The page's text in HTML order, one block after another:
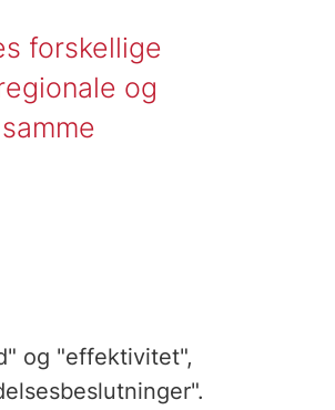
forskellige
og
og "effektivitet",